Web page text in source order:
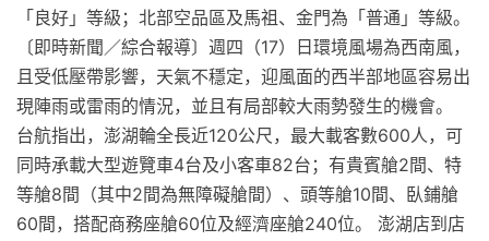
「良好」等級；北部空品區及馬祖、金門為「普通」等級。
〔即時新聞／綜合報導〕週四（17）日環境風場為西南風，
且受低壓帶影響，天氣不穩定，迎風面的西半部地區容易出
現陣雨或雷雨的情況，並且有局部較大雨勢發生的機會。
台航指出，澎湖輪全長近120公尺，最大載客數600人，可
同時承載大型遊覽車4台及小客車82台；有貴賓艙2間、特
等艙8間（其中2間為無障礙艙間）、頭等艙10間、臥鋪艙
60間，搭配商務座艙60位及經濟座艙240位。 澎湖店到店